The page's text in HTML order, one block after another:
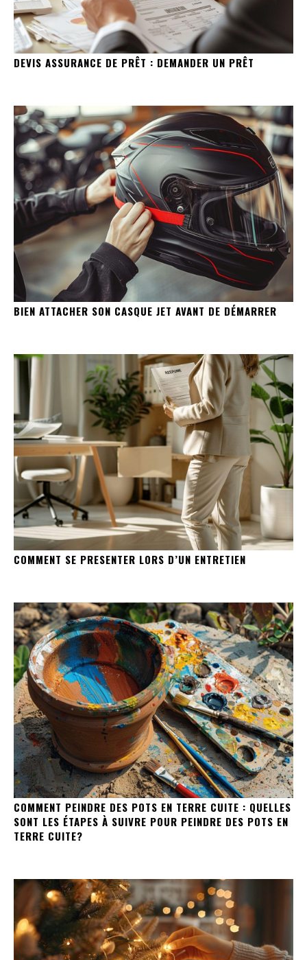
DEVIS ASSURANCE DE PRÊT : DEMANDER UN PRÊT
BIEN ATTACHER SON CASQUE JET AVANT DE DÉMARRER
COMMENT SE PRESENTER LORS D’UN ENTRETIEN
COMMENT PEINDRE DES POTS EN TERRE CUITE : QUELLES
SONT LES ÉTAPES À SUIVRE POUR PEINDRE DES POTS EN
TERRE CUITE?